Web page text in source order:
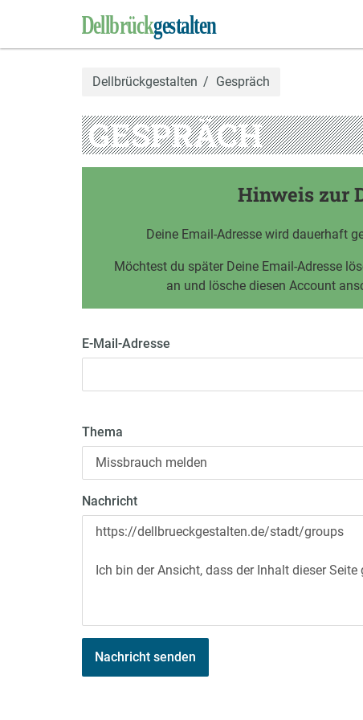
Dellbrückgestalten Gespräch
GESPRÄCH
Hinweis zur
Deine Email-Adresse wird dauerhaft
Möchtest du später Deine Email-Adresse
an und lösche diesen Account
E-Mail-Adresse
Thema
Nachricht
Nachricht senden